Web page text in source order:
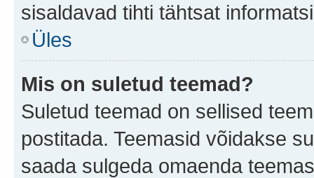
sisaldavad tihti tähtsat
Üles
Mis on suletud teemad?
Suletud teemad on sellised
postitada. Teemasid võidakse
saada sulgeda omaenda